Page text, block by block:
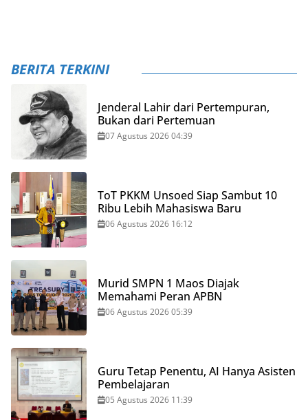
BERITA TERKINI
Jenderal Lahir dari Pertempuran,
Bukan dari Pertemuan
07 Agustus 2026 04:39
ToT PKKM Unsoed Siap Sambut 10
Ribu Lebih Mahasiswa Baru
06 Agustus 2026 16:12
Murid SMPN 1 Maos Diajak
Memahami Peran APBN
06 Agustus 2026 05:39
Guru Tetap Penentu, AI Hanya Asisten
Pembelajaran
05 Agustus 2026 11:39